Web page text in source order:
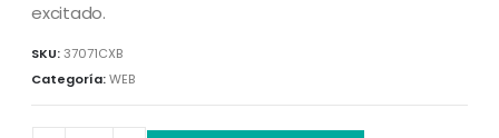
excitado.
SKU:37071CXB
Categoría:WEB